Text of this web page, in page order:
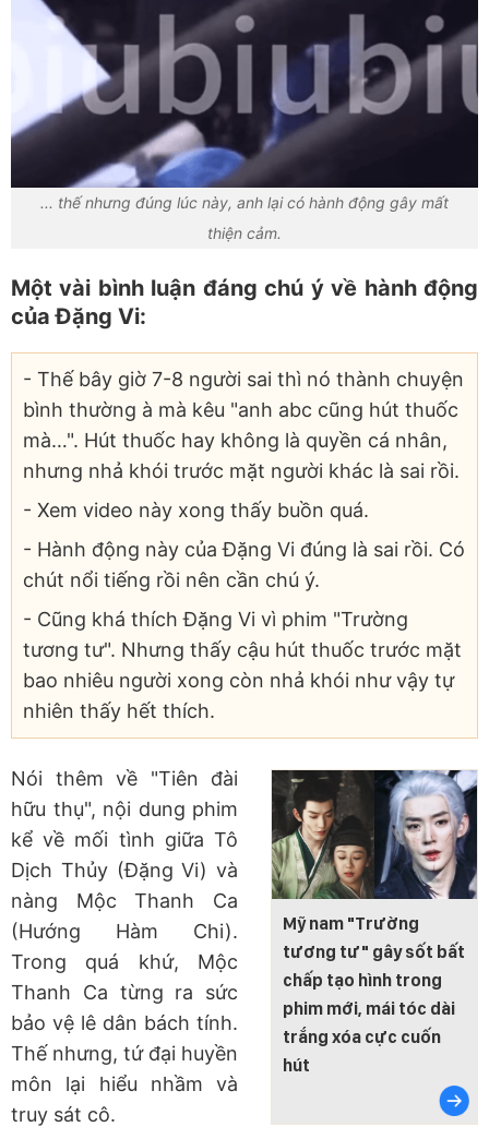
... thế nhưng đúng lúc này, anh lại có hành động gây mất
thiện cảm.
Một vài bình luận đáng chú ý về hành động
của Đặng Vi:
- Thế bây giờ 7-8 người sai thì nó thành chuyện
bình thường à mà kêu "anh abc cũng hút thuốc
mà…". Hút thuốc hay không là quyền cá nhân,
nhưng nhả khói trước mặt người khác là sai rồi.
- Xem video này xong thấy buồn quá.
- Hành động này của Đặng Vi đúng là sai rồi. Có
chút nổi tiếng rồi nên cần chú ý.
- Cũng khá thích Đặng Vi vì phim "Trường
tương tư". Nhưng thấy cậu hút thuốc trước mặt
bao nhiêu người xong còn nhả khói như vậy tự
nhiên thấy hết thích.
Mỹ nam "Trường
tương tư" gây sốt bất
chấp tạo hình trong
phim mới, mái tóc dài
trắng xóa cực cuốn
hút
Nói thêm về "Tiên đài
hữu thụ", nội dung phim
kể về mối tình giữa Tô
Dịch Thủy (Đặng Vi) và
nàng Mộc Thanh Ca
(Hướng Hàm Chi).
Trong quá khứ, Mộc
Thanh Ca từng ra sức
bảo vệ lê dân bách tính.
Thế nhưng, tứ đại huyền
môn lại hiểu nhầm và
truy sát cô.